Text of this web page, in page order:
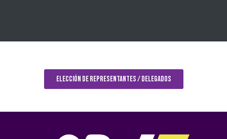
ELECCIÓN DE REPRESENTANTES / DELEGADOS